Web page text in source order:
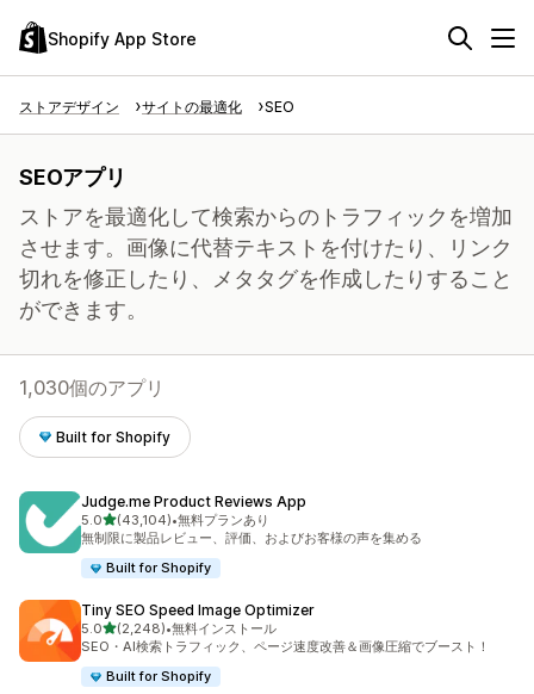
Shopify App Store
ストアデザイン サイトの最適化 SEO
SEOアプリ
ストアを最適化して検索からのトラフィックを増加
させます。画像に代替テキストを付けたり、リンク
切れを修正したり、メタタグを作成したりすること
ができます。
1,030個のアプリ
Built for Shopify
Judge.me Product Reviews App
5.05つ星中
(43,104)
合計レビュー数：43104件
•無料プランあり
無制限に製品レビュー、評価、およびお客様の声を集める
Built for Shopify
Tiny SEO Speed Image Optimizer
5.05つ星中
(2,248)
合計レビュー数：2248件
•無料インストール
SEO・AI検索トラフィック、ページ速度改善＆画像圧縮でブースト！
Built for Shopify